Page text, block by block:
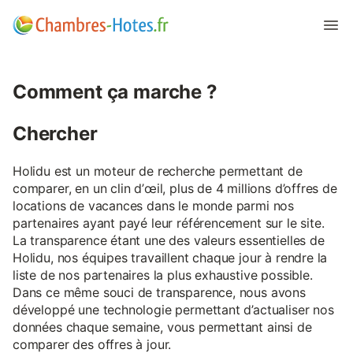
Comment ça marche ?
Chercher
Holidu est un moteur de recherche permettant de
comparer, en un clin d’œil, plus de 4 millions d’offres de
locations de vacances dans le monde parmi nos
partenaires ayant payé leur référencement sur le site.
La transparence étant une des valeurs essentielles de
Holidu, nos équipes travaillent chaque jour à rendre la
liste de nos partenaires la plus exhaustive possible.
Dans ce même souci de transparence, nous avons
développé une technologie permettant d’actualiser nos
données chaque semaine, vous permettant ainsi de
comparer des offres à jour.